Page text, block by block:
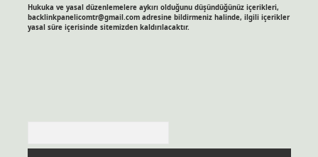
Hukuka ve yasal düzenlemelere aykırı olduğunu düşündüğünüz içerikleri,
backlinkpanelicomtr@gmail.comadresine bildirmeniz halinde, ilgili içerikler
yasal süre içerisinde sitemizden kaldırılacaktır.